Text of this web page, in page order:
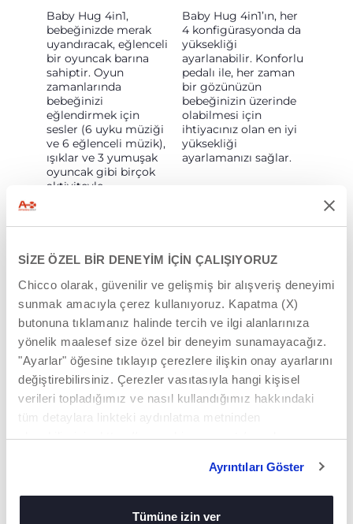
SİZE ÖZEL BİR DENEYİM İÇİN ÇALIŞIYORUZ
Chicco olarak, güvenilir ve gelişmiş bir alışveriş deneyimi
sunmak amacıyla çerez kullanıyoruz. Kapatma (X)
butonuna tıklamanız halinde tercih ve ilgi alanlarınıza
yönelik maalesef size özel bir deneyim sunamayacağız.
"Ayarlar" öğesine tıklayıp çerezlere ilişkin onay ayarlarını
değiştirebilirsiniz. Çerezler vasıtasıyla hangi kişisel
verileri topladığımız ve nasıl kullandığımız hakkındaki
tüm detaylara linkteki aydınlatma metninden
ulaşabilirsiniz. https://www.chicco.com.tr/yasal-
Ayrıntıları Göster
Tümüne izin ver
Baby Hug 4in1,
bebeğinizde merak
uyandıracak, eğlenceli
bir oyuncak barına
sahiptir. Oyun
zamanlarında
bebeğinizi
eğlendirmek için
sesler (6 uyku müziği
ve 6 eğlenceli müzik),
ışıklar ve 3 yumuşak
oyuncak gibi birçok
aktiviteyle
Baby Hug 4in1’ın, her
4 konfigürasyonda da
yüksekliği
ayarlanabilir. Konforlu
pedalı ile, her zaman
bir gözünüzün
bebeğinizin üzerinde
olabilmesi için
ihtiyacınız olan en iyi
yüksekliği
ayarlamanızı sağlar.
İÇ KÜÇÜLTÜCÜ
Yumuşak destekli
çıkartılabilir iç
küçültücüsü ile Baby
için maksimum
YATIRILABILIR
SIRTLIK
Bebeğin konforunu
sağlamak için sırt
yatırılabilir. Sırtlığı
kullanmak, bebeğe
yardımcı olabilir.